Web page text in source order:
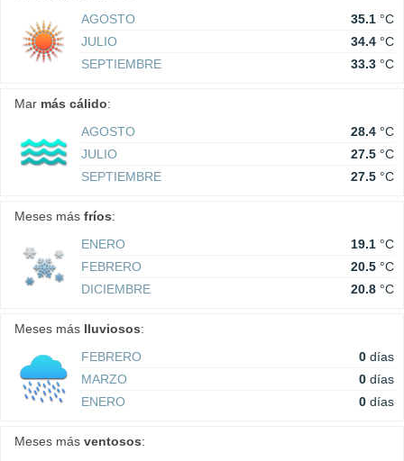
AGOSTO
35.1 °C
JULIO
34.4 °C
SEPTIEMBRE
33.3 °C
Mar más cálido:
AGOSTO
28.4 °C
JULIO
27.5 °C
SEPTIEMBRE
27.5 °C
Meses más fríos:
ENERO
19.1 °C
FEBRERO
20.5 °C
DICIEMBRE
20.8 °C
Meses más lluviosos:
FEBRERO
0 días
MARZO
0 días
ENERO
0 días
Meses más ventosos: